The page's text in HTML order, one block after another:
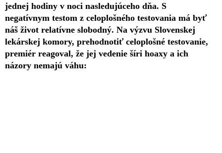
jednej hodiny v noci nasledujúceho dňa. S
negatívnym testom z celoplošného testovania má byť
náš život relatívne slobodný. Na výzvu Slovenskej
lekárskej komory, prehodnotiť celoplošné testovanie,
premiér reagoval, že jej vedenie šíri hoaxy a ich
názory nemajú váhu: